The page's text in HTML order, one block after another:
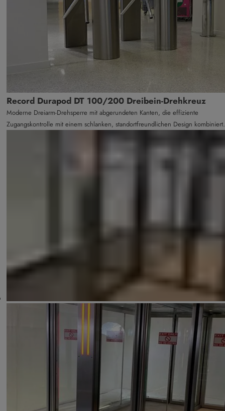
Record Durapod DT 100/200 Dreibein-Drehkreuz
Moderne Dreiarm-Drehsperre mit abgerundeten Kanten, die effiziente
Zugangskontrolle mit einem schlanken, standortfreundlichen Design kombiniert.